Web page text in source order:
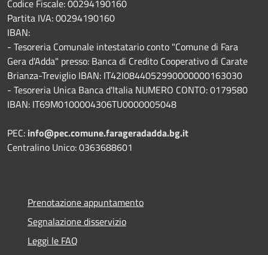
Codice Fiscale: 00294190160
Partita IVA: 00294190160
IBAN:
- Tesoreria Comunale intestatario conto "Comune di Fara
Gera d'Adda" presso: Banca di Credito Cooperativo di Carate
Brianza-Treviglio IBAN: IT42I0844052990000000163030
- Tesoreria Unica Banca d'Italia NUMERO CONTO: 0179580
IBAN: IT69M0100004306TU0000005048
PEC: info@pec.comune.farageradadda.bg.it
Centralino Unico: 0363688601
Prenotazione appuntamento
Segnalazione disservizio
Leggi le FAQ